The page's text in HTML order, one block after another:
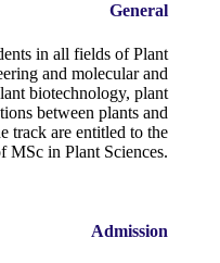
General
in all fields of Plant
and molecular and
biotechnology, plant
between plants and
track are entitled to the
MSc in Plant Sciences.
Admission